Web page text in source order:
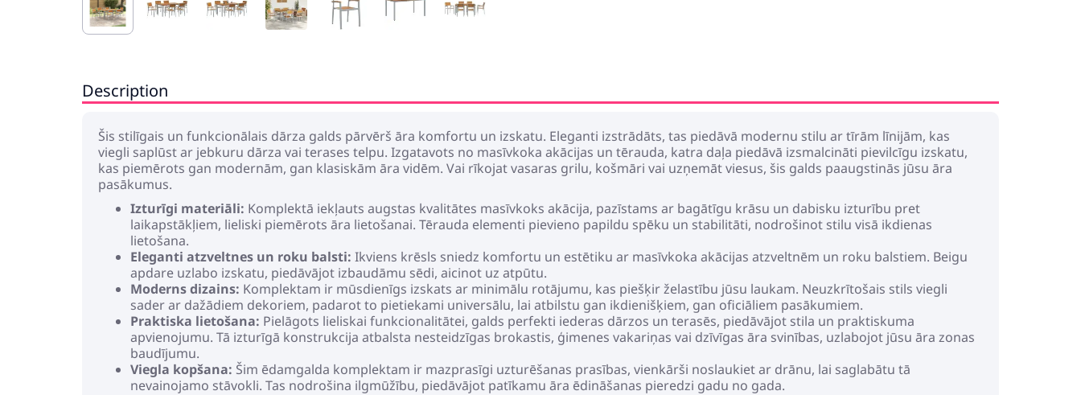
Description
Šis stilīgais un funkcionālais dārza galds pārvērš āra komfortu un izskatu. Eleganti izstrādāts, tas piedāvā modernu stilu ar tīrām līnijām, kas
viegli saplūst ar jebkuru dārza vai terases telpu. Izgatavots no masīvkoka akācijas un tērauda, katra daļa piedāvā izsmalcināti pievilcīgu izskatu,
kas piemērots gan modernām, gan klasiskām āra vidēm. Vai rīkojat vasaras grilu, košmāri vai uzņemāt viesus, šis galds paaugstinās jūsu āra
pasākumus.
Izturīgi materiāli: Komplektā iekļauts augstas kvalitātes masīvkoks akācija, pazīstams ar bagātīgu krāsu un dabisku izturību pret
laikapstākļiem, lieliski piemērots āra lietošanai. Tērauda elementi pievieno papildu spēku un stabilitāti, nodrošinot stilu visā ikdienas
lietošana.
Eleganti atzveltnes un roku balsti: Ikviens krēsls sniedz komfortu un estētiku ar masīvkoka akācijas atzveltnēm un roku balstiem. Beigu
apdare uzlabo izskatu, piedāvājot izbaudāmu sēdi, aicinot uz atpūtu.
Moderns dizains: Komplektam ir mūsdienīgs izskats ar minimālu rotājumu, kas piešķir želastību jūsu laukam. Neuzkrītošais stils viegli
sader ar dažādiem dekoriem, padarot to pietiekami universālu, lai atbilstu gan ikdienišķiem, gan oficiāliem pasākumiem.
Praktiska lietošana: Pielāgots lieliskai funkcionalitātei, galds perfekti iederas dārzos un terasēs, piedāvājot stila un praktiskuma
apvienojumu. Tā izturīgā konstrukcija atbalsta nesteidzīgas brokastis, ģimenes vakariņas vai dzīvīgas āra svinības, uzlabojot jūsu āra zonas
baudījumu.
Viegla kopšana: Šim ēdamgalda komplektam ir mazprasīgi uzturēšanas prasības, vienkārši noslaukiet ar drānu, lai saglabātu tā
nevainojamo stāvokli. Tas nodrošina ilgmūžību, piedāvājot patīkamu āra ēdināšanas pieredzi gadu no gada.